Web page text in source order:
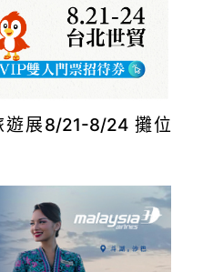
展8/21-8/24 攤位